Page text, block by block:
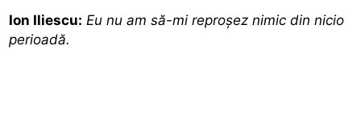
Ion Iliescu: Eu nu am să-mi reproşez nimic din nicio
perioadă.